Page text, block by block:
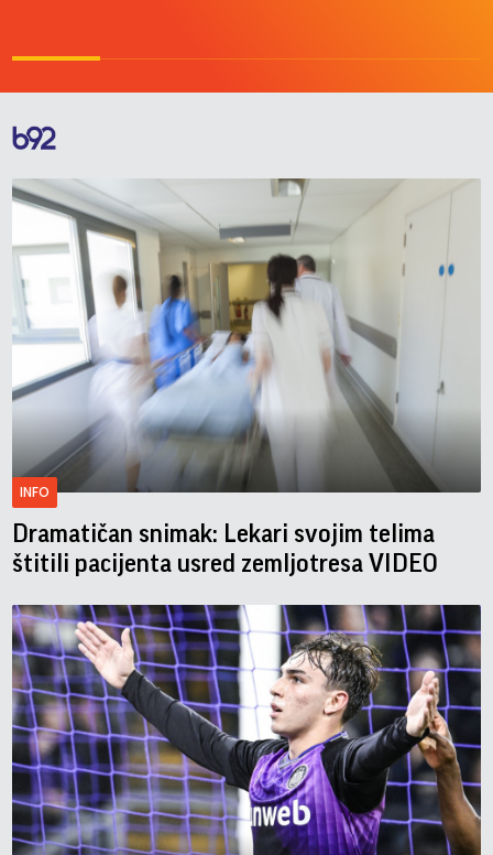
INFO
Dramatičan snimak: Lekari svojim telima
štitili pacijenta usred zemljotresa VIDEO